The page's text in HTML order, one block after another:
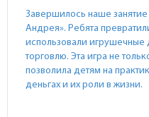
Завершилось наше
Андрея». Ребята
использовали игрушечные
торговлю. Эта игра не
позволила детям на
деньгах и их роли в жизни.